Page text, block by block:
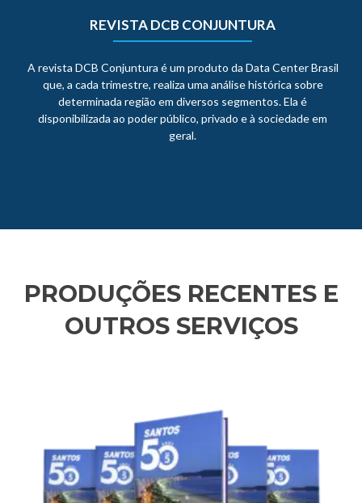
REVISTA DCB CONJUNTURA
A revista DCB Conjuntura é um produto da Data Center Brasil
que, a cada trimestre, realiza uma análise histórica sobre
determinada região em diversos segmentos. Ela é
disponibilizada ao poder público, privado e à sociedade em
geral.
PRODUÇÕES RECENTES E
OUTROS SERVIÇOS